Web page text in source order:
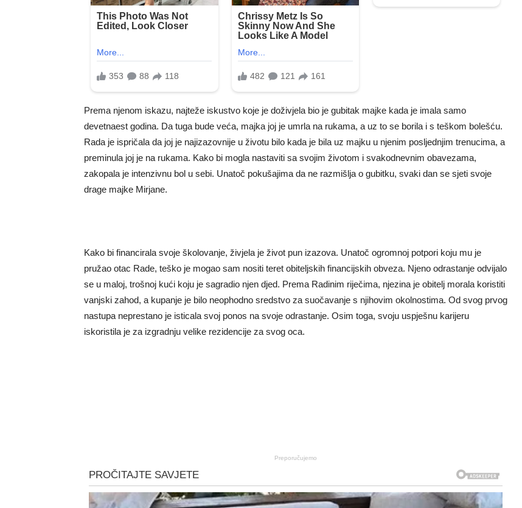
Prema njenom iskazu, najteže iskustvo koje je doživjela bio je gubitak majke kada je imala samo
devetnaest godina. Da tuga bude veća, majka joj je umrla na rukama, a uz to se borila i s teškom bolešću.
Rada je ispričala da joj je najizazovnije u životu bilo kada je bila uz majku u njenim posljednjim trenucima, a
preminula joj je na rukama. Kako bi mogla nastaviti sa svojim životom i svakodnevnim obavezama,
zakopala je intenzivnu bol u sebi. Unatoč pokušajima da ne razmišlja o gubitku, svaki dan se sjeti svoje
drage majke Mirjane.
Kako bi financirala svoje školovanje, živjela je život pun izazova. Unatoč ogromnoj potpori koju mu je
pružao otac Rade, teško je mogao sam nositi teret obiteljskih financijskih obveza. Njeno odrastanje odvijalo
se u maloj, trošnoj kući koju je sagradio njen djed. Prema Radinim riječima, njezina je obitelj morala koristiti
vanjski zahod, a kupanje je bilo neophodno sredstvo za suočavanje s njihovim okolnostima. Od svog prvog
nastupa neprestano je isticala svoj ponos na svoje odrastanje. Osim toga, svoju uspješnu karijeru
iskoristila je za izgradnju velike rezidencije za svog oca.
Preporučujemo